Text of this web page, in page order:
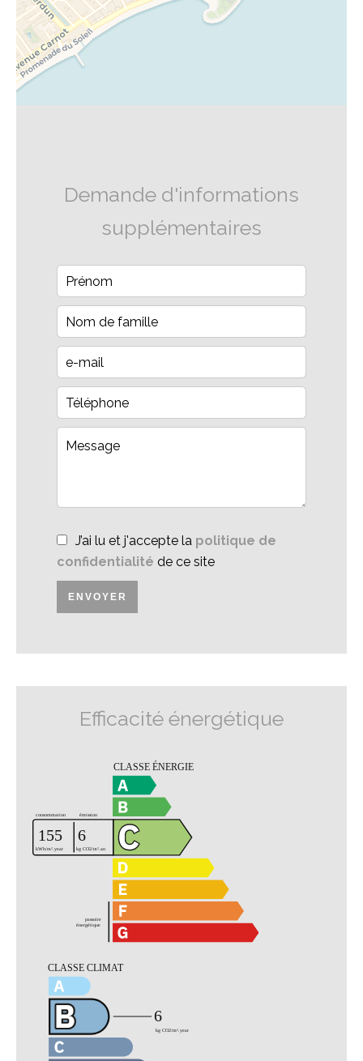
Demande d'informations
supplémentaires
J’ai lu et j'accepte la politique de
confidentialité de ce site
ENVOYER
Efficacité énergétique